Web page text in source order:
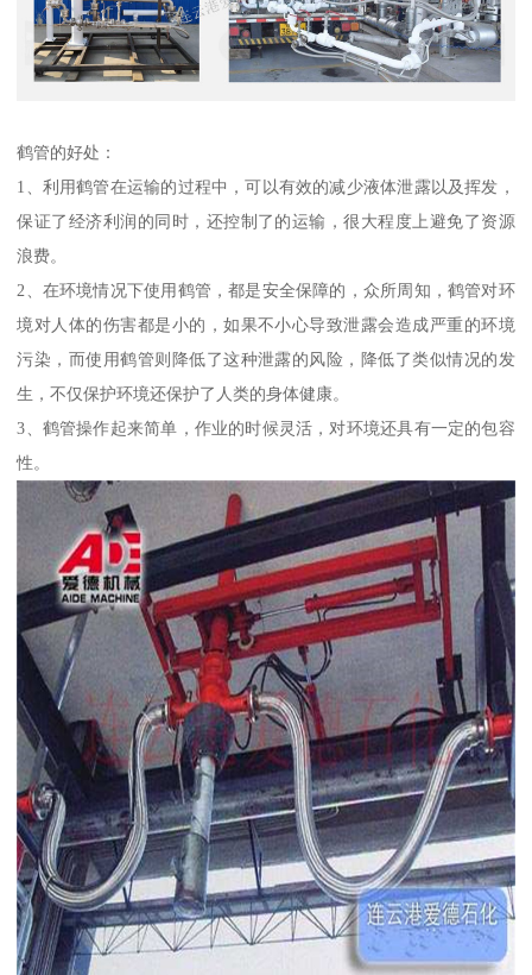
鹤管的好处：
1、利用鹤管在运输的过程中，可以有效的减少液体泄露以及挥发，
保证了经济利润的同时，还控制了的运输，很大程度上避免了资源
浪费。
2、在环境情况下使用鹤管，都是安全保障的，众所周知，鹤管对环
境对人体的伤害都是小的，如果不小心导致泄露会造成严重的环境
污染，而使用鹤管则降低了这种泄露的风险，降低了类似情况的发
生，不仅保护环境还保护了人类的身体健康。
3、鹤管操作起来简单，作业的时候灵活，对环境还具有一定的包容
性。